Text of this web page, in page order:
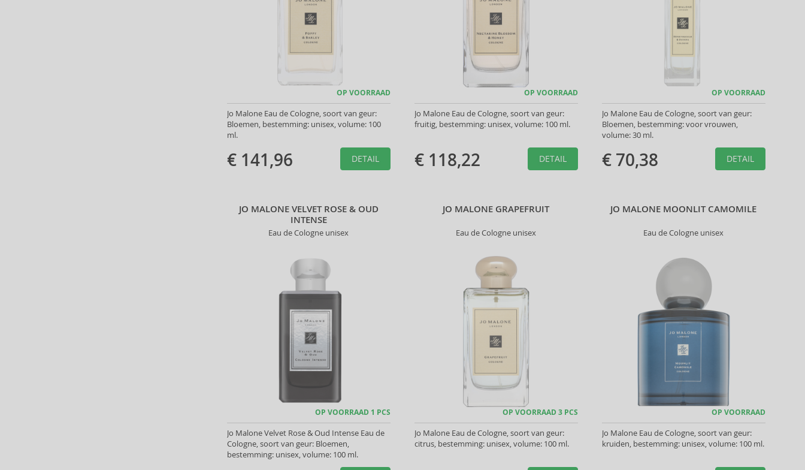
OP VOORRAAD
Jo Malone Eau de Cologne, soort van geur:
Bloemen, bestemming: unisex, volume: 100
ml.
€ 141,96 DETAIL
OP VOORRAAD
Jo Malone Eau de Cologne, soort van geur:
fruitig, bestemming: unisex, volume: 100 ml.
€ 118,22 DETAIL
OP VOORRAAD
Jo Malone Eau de Cologne, soort van geur:
Bloemen, bestemming: voor vrouwen,
volume: 30 ml.
€ 70,38 DETAIL
JO MALONE VELVET ROSE & OUD
INTENSE
Eau de Cologne unisex
OP VOORRAAD 1 PCS
Jo Malone Velvet Rose & Oud Intense Eau de
Cologne, soort van geur: Bloemen,
bestemming: unisex, volume: 100 ml.
JO MALONE GRAPEFRUIT
Eau de Cologne unisex
OP VOORRAAD 3 PCS
Jo Malone Eau de Cologne, soort van geur:
citrus, bestemming: unisex, volume: 100 ml.
JO MALONE MOONLIT CAMOMILE
Eau de Cologne unisex
OP VOORRAAD
Jo Malone Eau de Cologne, soort van geur:
kruiden, bestemming: unisex, volume: 100 ml.